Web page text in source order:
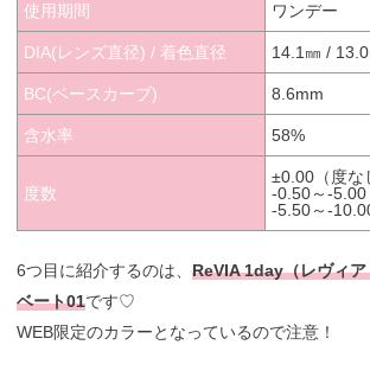
使用期間 ワンデー
DIA(レンズ直径) / 着色直径 14.1㎜ /
BC(ベースカーブ) 8.6mm
含水率 58%
度数
±0.00（度な
-0.50～-5.00
-5.50～-
6つ目に紹介するのは、ReVIA 1day（レヴィ
ベート01です♡
WEB限定のカラーとなっているので注意！